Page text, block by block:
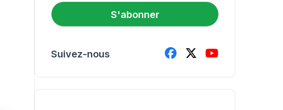
l
*
S'abonner
Suivez-nous